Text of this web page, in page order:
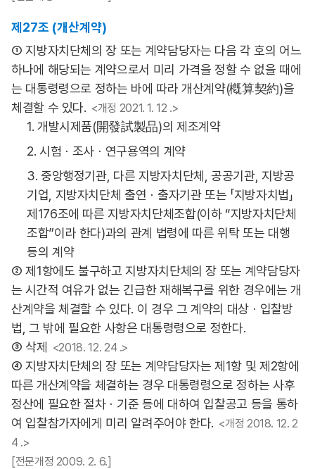
제27조 (개산계약)
① 지방자치단체의 장 또는 계약담당자는 다음 각 호의 어느
하나에 해당되는 계약으로서 미리 가격을 정할 수 없을 때에
는 대통령령으로 정하는 바에 따라 개산계약(槪算契約)을
체결할 수 있다. <개정 2021. 1. 12 .>
1. 개발시제품(開發試製品)의 제조계약
2. 시험ㆍ조사ㆍ연구용역의 계약
3. 중앙행정기관, 다른 지방자치단체, 공공기관, 지방공
기업, 지방자치단체 출연ㆍ출자기관 또는 「지방자치법」
제176조에 따른 지방자치단체조합(이하 “지방자치단체
조합”이라 한다)과의 관계 법령에 따른 위탁 또는 대행
등의 계약
② 제1항에도 불구하고 지방자치단체의 장 또는 계약담당자
는 시간적 여유가 없는 긴급한 재해복구를 위한 경우에는 개
산계약을 체결할 수 있다. 이 경우 그 계약의 대상ㆍ입찰방
법, 그 밖에 필요한 사항은 대통령령으로 정한다.
③ 삭제
<2018. 12. 24 .>
④ 지방자치단체의 장 또는 계약담당자는 제1항 및 제2항에
따른 개산계약을 체결하는 경우 대통령령으로 정하는 사후
정산에 필요한 절차ㆍ기준 등에 대하여 입찰공고 등을 통하
여 입찰참가자에게 미리 알려주어야 한다. <개정 2018. 12. 2
4 .>
[전문개정 2009. 2. 6.]